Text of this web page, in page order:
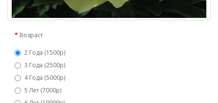
Возраст
2 Года (1500р)
3 Года (2500р)
4 Года (5000р)
5 Лет (7000р)